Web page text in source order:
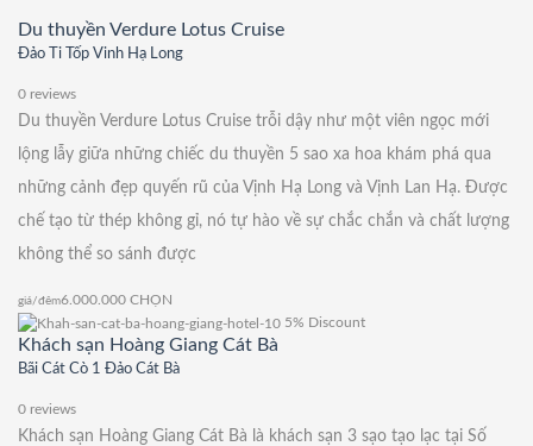
Du thuyền Verdure Lotus Cruise
Đảo Ti Tốp Vinh Hạ Long
0 reviews
Du thuyền Verdure Lotus Cruise trỗi dậy như một viên ngọc mới
lộng lẫy giữa những chiếc du thuyền 5 sao xa hoa khám phá qua
những cảnh đẹp quyến rũ của Vịnh Hạ Long và Vịnh Lan Hạ. Được
chế tạo từ thép không gỉ, nó tự hào về sự chắc chắn và chất lượng
không thể so sánh được
giá/đêm6.000.000 CHỌN
5% Discount
Khách sạn Hoàng Giang Cát Bà
Bãi Cát Cò 1 Đảo Cát Bà
0 reviews
Khách sạn Hoàng Giang Cát Bà là khách sạn 3 sạo tạo lạc tại Số